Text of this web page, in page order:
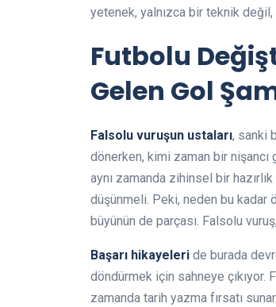
yetenek, yalnızca bir teknik
Futbolu
Gelen Gol
Falsolu vuruşun ustaları, sanki
dönerken, kimi zaman bir
aynı zamanda zihinsel bir
düşünmeli. Peki, neden bu kadar
büyünün de parçası. Falsolu
Başarı hikayeleri de burada
döndürmek için sahneye
zamanda tarih yazma fırsatı